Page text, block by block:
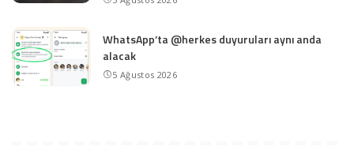
WhatsApp’ta @herkes duyuruları aynı anda
alacak
5 Ağustos 2026